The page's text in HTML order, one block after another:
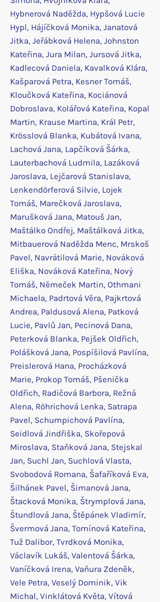
Hybnerová Naděžda, Hypšová Lucie
Hypl, Hájíčková Monika, Janatová
Jitka, Jeřábková Helena, Johnston
Kateřina, Jura Milan, Jursová Jitka,
Kadlecová Daniela, Kavalková Klára,
Kašparová Petra, Kesner Tomáš,
Kloučková Kateřina, Kociánová
Dobroslava, Kolářová Kateřina, Kopal
Martin, Krause Martina, Král Petr,
Krösslová Blanka, Kubátová Ivana,
Lachová Jana, Lapčíková Šárka,
Lauterbachová Ludmila, Lazáková
Jaroslava, Lejčarová Stanislava,
Lenkendörferová Silvie, Lojek
Tomáš, Marečková Jaroslava,
Marušková Jana, Matouš Jan,
Maštálko Ondřej, Maštálková Jitka,
Mitbauerová Naděžda Menc, Mrskoš
Pavel, Navrátilová Marie, Nováková
Eliška, Nováková Kateřina, Nový
Tomáš, Němeček Martin, Othmani
Michaela, Padrtová Věra, Pajkrtová
Andrea, Paldusová Alena, Patková
Lucie, Pavlů Jan, Pecinová Dana,
Peterková Blanka, Pejšek Oldřich,
Polášková Jana, Pospíšilová Pavlína,
Preislerová Hana, Procházková
Marie, Prokop Tomáš, Pšenička
Oldřich, Radičová Barbora, Režná
Alena, Röhrichová Lenka, Satrapa
Pavel, Schumpichová Pavlína,
Seidlová Jindřiška, Skořepová
Miroslava, Staňková Jana, Stejskal
Jan, Suchl Jan, Suchlová Vlasta,
Svobodová Romana, Šafaříková Eva,
Šilhánek Pavel, Šimanová Jana,
Štacková Monika, Štrymplová Jana,
Štundlová Jana, Štěpánek Vladimír,
Švermová Jana, Tomínová Kateřina,
Tuž Dalibor, Tvrdková Monika,
Václavík Lukáš, Valentová Šárka,
Vaníčková Irena, Vaňura Zdeněk,
Vele Petra, Veselý Dominik, Vik
Michal, Vinklátová Květa, Vítová